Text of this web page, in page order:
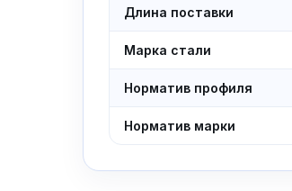
Длина поставки
Марка стали
Норматив профиля
Норматив марки